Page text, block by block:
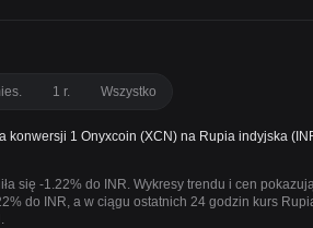
1 r. Wszystko
konwersji 1 Onyxcoin (XCN) na Rupia indyjska
się -1.22% do INR. Wykresy trendu i cen
do INR, a w ciągu ostatnich 24 godzin kurs